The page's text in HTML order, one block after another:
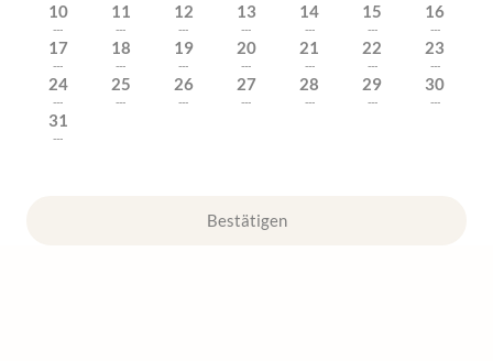
10
---
11
---
12
---
13
---
14
---
15
---
16
---
17
---
18
---
19
---
20
---
21
---
22
---
23
---
24
---
25
---
26
---
27
---
28
---
29
---
30
---
31
---
Bestätigen